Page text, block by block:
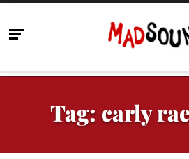
Tag: carly